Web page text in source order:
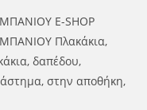
E-SHOP
Πλακάκια,
δαπέδου,
στην αποθήκη,